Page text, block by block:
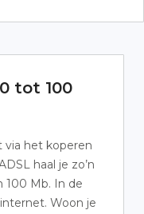
tot 100
via het koperen
haal je zo’n
100 Mb. In de
Woon je